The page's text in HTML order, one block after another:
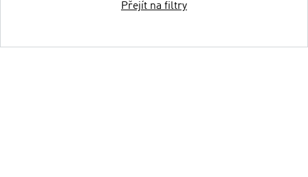
Přejít na filtry